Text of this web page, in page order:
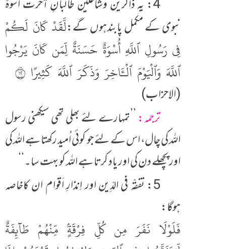
4: یہ ذاکرین وشاغلین طالبانِ آخرت اُسوۂ
نبوی کے مکمل پابندہوں گے:لَّقَدْ كَانَ لَكُمْ
فِى رَسُولِ ٱللَّهِ أُسْوَةٌ حَسَنَةٌ لِّمَن كَانَ يَرْجُوا
ٱللَّهَ وَٱلْيَوْمَ ٱلْـَٔاخِرَ وَذَكَرَ ٱللَّهَ كَثِيرًا ٢١
(الاحزاب)
ترجمہ:’’تمہارے لئے بھلی تھی سیکھنی رسول
اللہ کی چال، اس کے لئے جو کوئی اُمید رکھتا ہے اللہ کی
اور پچھلے دن کی اور یاد کرتا ہے اللہ کو بہت سا۔‘‘
5: تفقّہ فی الدِّین اور اِنذارِ اَقوام ان کاخاصہ
ہوگا:
فَلَوْلَا نَفَرَ مِن كُلِّ فِرْقَةٍۢ مِّنْهُمْ طَآئِفَةٌ